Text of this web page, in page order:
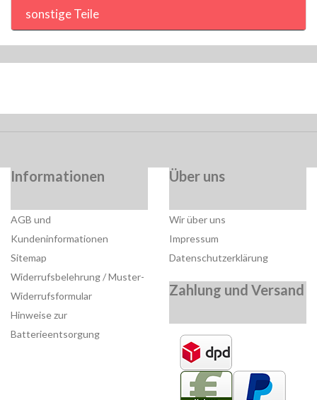
sonstige Teile
Informationen
AGB und
Kundeninformationen
Sitemap
Widerrufsbelehrung / Muster-
Widerrufsformular
Hinweise zur
Batterieentsorgung
Über uns
Wir über uns
Impressum
Datenschutzerklärung
Zahlung und Versand